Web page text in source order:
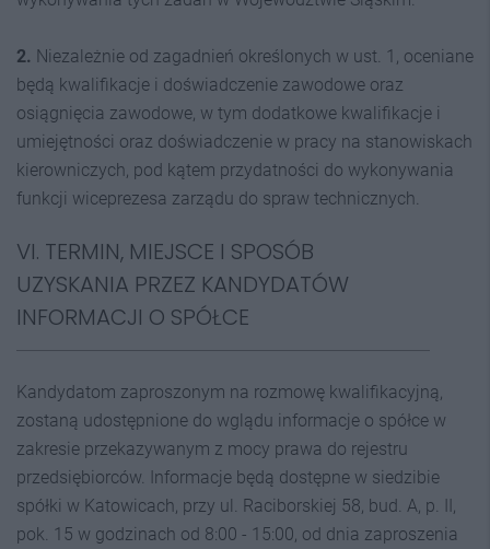
2. Niezależnie od zagadnień określonych w ust. 1, oceniane
będą kwalifikacje i doświadczenie zawodowe oraz
osiągnięcia zawodowe, w tym dodatkowe kwalifikacje i
umiejętności oraz doświadczenie w pracy na stanowiskach
kierowniczych, pod kątem przydatności do wykonywania
funkcji wiceprezesa zarządu do spraw technicznych.
VI. TERMIN, MIEJSCE I SPOSÓB
UZYSKANIA PRZEZ KANDYDATÓW
INFORMACJI O SPÓŁCE
Kandydatom zaproszonym na rozmowę kwalifikacyjną,
zostaną udostępnione do wglądu informacje o spółce w
zakresie przekazywanym z mocy prawa do rejestru
przedsiębiorców. Informacje będą dostępne w siedzibie
spółki w Katowicach, przy ul. Raciborskiej 58, bud. A, p. II,
pok. 15 w godzinach od 8:00 - 15:00, od dnia zaproszenia